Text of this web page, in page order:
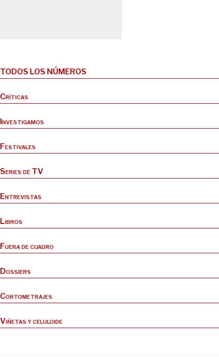
TODOS LOS NÚMEROS
Críticas
Investigamos
Festivales
Series de TV
Entrevistas
Libros
Fuera de cuadro
Dossiers
Cortometrajes
Viñetas y celuloide